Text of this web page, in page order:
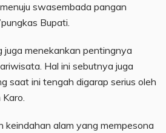
swasembada pangan
Bupati.
juga menekankan pentingnya
Hal ini sebutnya juga
saat ini tengah digarap serius oleh
keindahan alam yang mempesona